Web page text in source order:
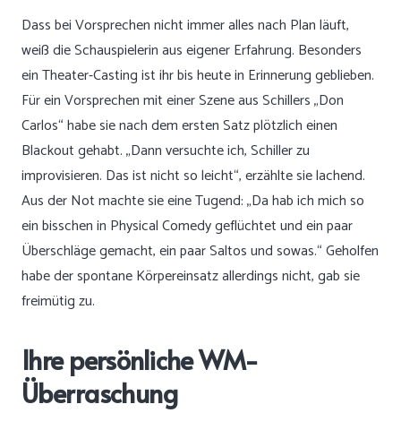
Dass bei Vorsprechen nicht immer alles nach Plan läuft,
weiß die Schauspielerin aus eigener Erfahrung. Besonders
ein Theater-Casting ist ihr bis heute in Erinnerung geblieben.
Für ein Vorsprechen mit einer Szene aus Schillers „Don
Carlos“ habe sie nach dem ersten Satz plötzlich einen
Blackout gehabt. „Dann versuchte ich, Schiller zu
improvisieren. Das ist nicht so leicht“, erzählte sie lachend.
Aus der Not machte sie eine Tugend: „Da hab ich mich so
ein bisschen in Physical Comedy geflüchtet und ein paar
Überschläge gemacht, ein paar Saltos und sowas.“ Geholfen
habe der spontane Körpereinsatz allerdings nicht, gab sie
freimütig zu.
Ihre persönliche WM-
Überraschung